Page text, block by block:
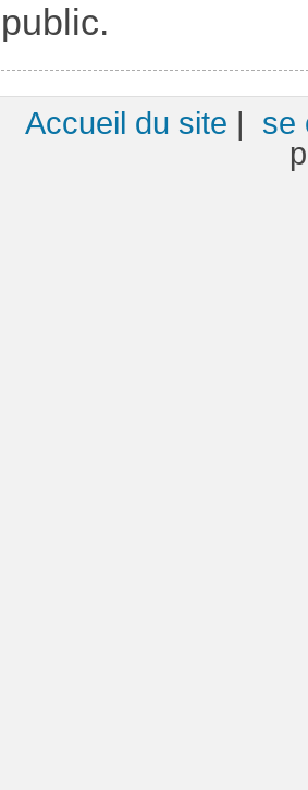
public.
Accueil du site | se